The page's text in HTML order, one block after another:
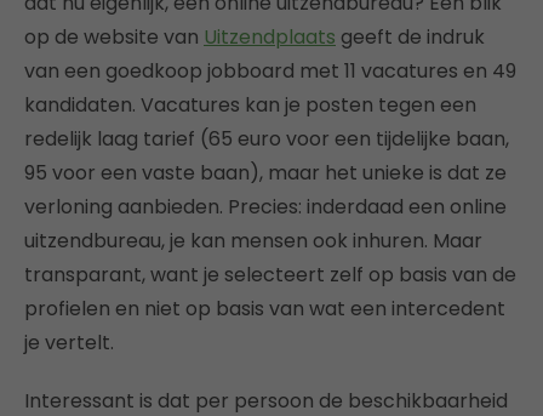
op de website van Uitzendplaats geeft de indruk
van een goedkoop jobboard met 11 vacatures en 49
kandidaten. Vacatures kan je posten tegen een
redelijk laag tarief (65 euro voor een tijdelijke baan,
95 voor een vaste baan), maar het unieke is dat ze
verloning aanbieden. Precies: inderdaad een online
uitzendbureau, je kan mensen ook inhuren. Maar
transparant, want je selecteert zelf op basis van de
profielen en niet op basis van wat een intercedent
je vertelt.
Interessant is dat per persoon de beschikbaarheid